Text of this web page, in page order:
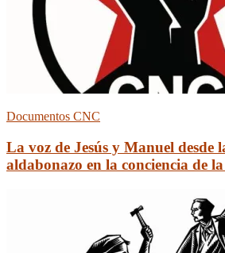
Documentos CNC
La voz de Jesús y Manuel desde
aldabonazo en la conciencia de